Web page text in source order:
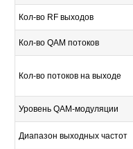
Кол-во RF выходов
Кол-во QAM потоков
Кол-во потоков на выходе
Уровень QAM-модуляции
Диапазон выходных частот